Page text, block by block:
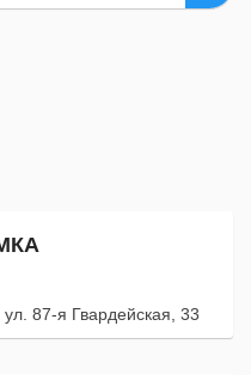
ул. 87-я Гвардейская, 33